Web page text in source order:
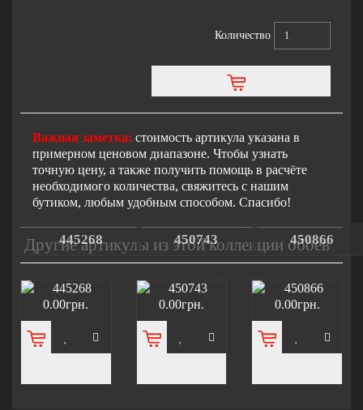
Количество
Важная заметка: стоимость артикула указана в
примерном ценовом диапазоне. Чтобы узнать
точную цену, а также получить помощь в расчёте
необходимого количества, свяжитесь с нашим
бутиком, любым удобным способом. Спасибо!
Другие артикулы из этой коллекции обоев
445268
0.00грн.
450743
0.00грн.
450866
0.00грн.